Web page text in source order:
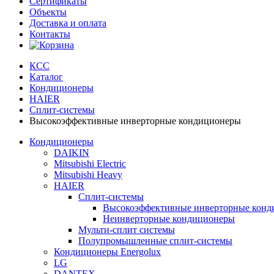
Объекты
Доставка и оплата
Контакты
КСС
Каталог
Кондиционеры
HAIER
Сплит-системы
Высокоэффективные инверторные кондиционеры
Кондиционеры
DAIKIN
Mitsubishi Electric
Mitsubishi Heavy
HAIER
Сплит-системы
Высокоэффективные инверторные
Неинверторные кондиционеры
Мульти-сплит системы
Полупромышленные сплит-системы
Кондиционеры Energolux
LG